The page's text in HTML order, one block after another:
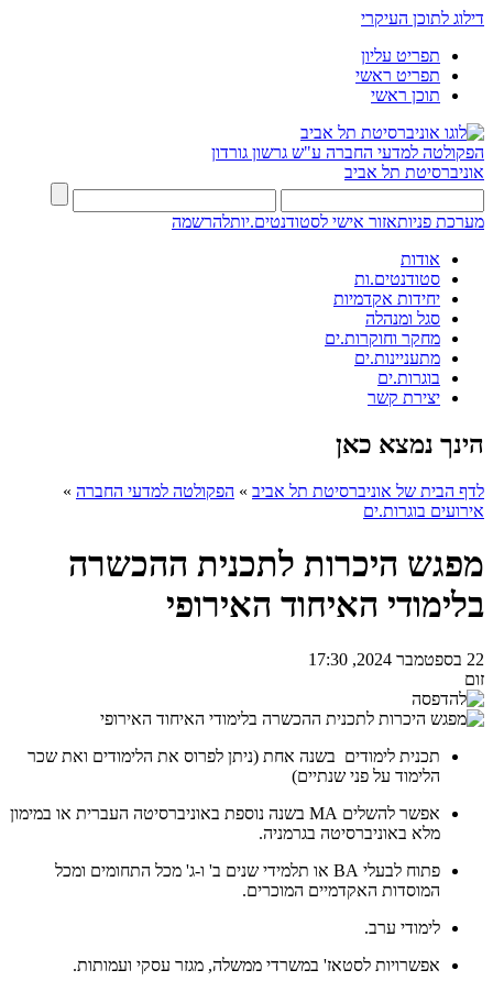
דילוג לתוכן העיקרי
תפריט עליון
תפריט ראשי
תוכן ראשי
הפקולטה למדעי החברה ע"ש גרשון גורדון
אוניברסיטת תל אביב
מערכת פניותאזור אישי לסטודנטים.יותלהרשמה
אודות
סטודנטים.ות
יחידות אקדמיות
סגל ומנהלה
מחקר וחוקרות.ים
מתעניינות.ים
בוגרות.ים
יצירת קשר
הינך נמצא כאן
לדף הבית של אוניברסיטת תל אביב » הפקולטה למדעי החברה »
אירועים בוגרות.ים
מפגש היכרות לתכנית ההכשרה
בלימודי האיחוד האירופי
22 בספטמבר 2024, 17:30
זום
תכנית לימודים בשנה אחת (ניתן לפרוס את הלימודים ואת שכר
הלימוד על פני שנתיים)
אפשר להשלים MA בשנה נוספת באוניברסיטה העברית או במימון
מלא באוניברסיטה בגרמניה.
פתוח לבעלי BA או תלמידי שנים ב' ו-ג' מכל התחומים ומכל
המוסדות האקדמיים המוכרים.
לימודי ערב.
אפשרויות לסטאז' במשרדי ממשלה, מגזר עסקי ועמותות.